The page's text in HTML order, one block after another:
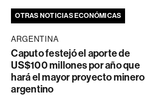
OTRAS NOTICIAS ECONÓMICAS
ARGENTINA
Caputo festejó el aporte de
US$100 millones por año que
hará el mayor proyecto minero
argentino